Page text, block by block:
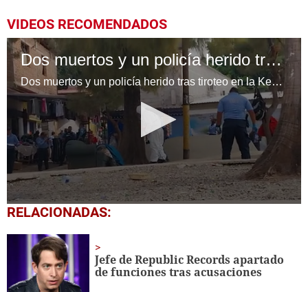
VIDEOS RECOMENDADOS
Dos muertos y un policía herido tras tiroteo en la Kennedy
Dos muertos y un policía herido tras tiroteo en la Kennedy
0
seconds
minute,
seconds
RELACIONADAS:
Jefe de Republic Records apartado
de funciones tras acusaciones